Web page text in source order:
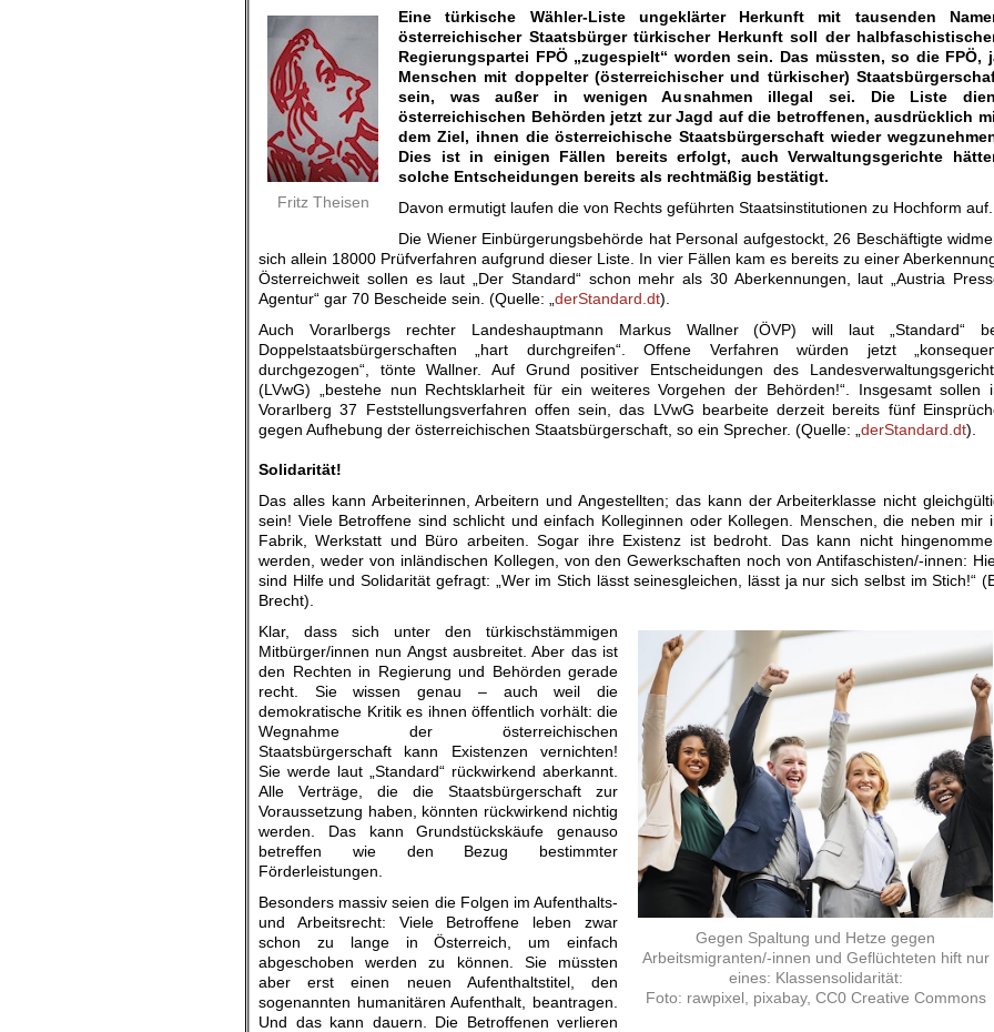
Fritz Theisen
Eine türkische Wähler-Liste ungeklärter Herkunft mit tausenden
österreichischer Staatsbürger türkischer Herkunft soll der
Regierungspartei FPÖ „zugespielt“ worden sein. Das müssten, so die FPÖ,
Menschen mit doppelter (österreichischer und türkischer)
sein, was außer in wenigen Ausnahmen illegal sei. Die Liste
österreichischen Behörden jetzt zur Jagd auf die betroffenen, ausdrücklich
dem Ziel, ihnen die österreichische Staatsbürgerschaft wieder
Dies ist in einigen Fällen bereits erfolgt, auch Verwaltungsgerichte
solche Entscheidungen bereits als rechtmäßig bestätigt.
Davon ermutigt laufen die von Rechts geführten Staatsinstitutionen zu Hochform auf.
Die Wiener Einbürgerungsbehörde hat Personal aufgestockt, 26 Beschäftigte
sich allein 18000 Prüfverfahren aufgrund dieser Liste. In vier Fällen kam es bereits zu einer
Österreichweit sollen es laut „Der Standard“ schon mehr als 30 Aberkennungen, laut „Austria
Agentur“ gar 70 Bescheide sein. (Quelle: „ derStandard.dt).
Auch Vorarlbergs rechter Landeshauptmann Markus Wallner (ÖVP) will laut „Standard“
Doppelstaatsbürgerschaften „hart durchgreifen“. Offene Verfahren würden jetzt
durchgezogen“, tönte Wallner. Auf Grund positiver Entscheidungen des
(LVwG) „bestehe nun Rechtsklarheit für ein weiteres Vorgehen der Behörden!“. Insgesamt sollen
Vorarlberg 37 Feststellungsverfahren offen sein, das LVwG bearbeite derzeit bereits fünf
gegen Aufhebung der österreichischen Staatsbürgerschaft, so ein Sprecher. (Quelle: „ derStandard.dt).
Solidarität!
Das alles kann Arbeiterinnen, Arbeitern und Angestellten; das kann der Arbeiterklasse nicht
sein! Viele Betroffene sind schlicht und einfach Kolleginnen oder Kollegen. Menschen, die neben mir
Fabrik, Werkstatt und Büro arbeiten. Sogar ihre Existenz ist bedroht. Das kann nicht
werden, weder von inländischen Kollegen, von den Gewerkschaften noch von Antifaschisten/-innen:
sind Hilfe und Solidarität gefragt: „Wer im Stich lässt seinesgleichen, lässt ja nur sich selbst im Stich!“
Brecht).
Gegen Spaltung und Hetze gegen
Arbeitsmigranten/-innen und Geflüchteten hift nur
eines: Klassensolidarität:
Foto: rawpixel, pixabay, CC0 Creative Commons
Klar, dass sich unter den türkischstämmigen
Mitbürger/innen nun Angst ausbreitet. Aber das ist
den Rechten in Regierung und Behörden gerade
recht. Sie wissen genau – auch weil die
demokratische Kritik es ihnen öffentlich vorhält: die
Wegnahme der österreichischen
Staatsbürgerschaft kann Existenzen vernichten!
Sie werde laut „Standard“ rückwirkend aberkannt.
Alle Verträge, die die Staatsbürgerschaft zur
Voraussetzung haben, könnten rückwirkend nichtig
werden. Das kann Grundstückskäufe genauso
betreffen wie den Bezug bestimmter
Förderleistungen.
Besonders massiv seien die Folgen im Aufenthalts-
und Arbeitsrecht: Viele Betroffene leben zwar
schon zu lange in Österreich, um einfach
abgeschoben werden zu können. Sie müssten
aber erst einen neuen Aufenthaltstitel, den
sogenannten humanitären Aufenthalt, beantragen.
Und das kann dauern. Die Betroffenen verlieren